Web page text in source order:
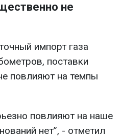
не
импорт газа
поставки
повлияют на темпы
повлияют на наше
нет”, - отметил